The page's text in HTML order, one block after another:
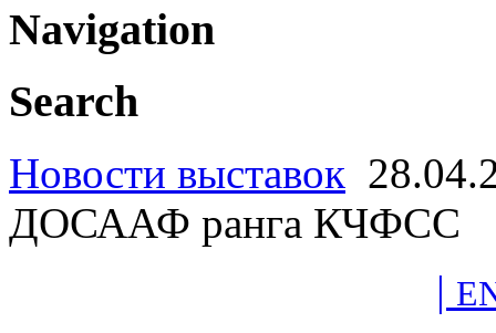
Navigation
Search
Новости выставок
ДОСААФ ранга КЧФСС
|